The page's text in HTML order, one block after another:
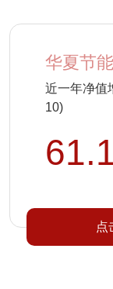
华夏节
近一年净值
10)
点